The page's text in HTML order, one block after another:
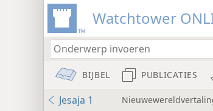
Watchtower
BIJBEL PUBLICATIES
Jesaja 1